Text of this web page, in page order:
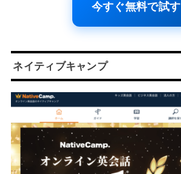
今すぐ無料で試す
ネイティブキャンプ